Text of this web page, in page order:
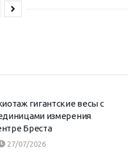
гигантские весы с
измерения
Бреста
27/07/2026